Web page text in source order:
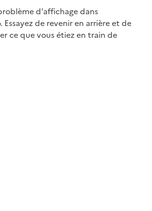
d'affichage dans
Essayez de revenir en arrière et de
ce que vous étiez en train de